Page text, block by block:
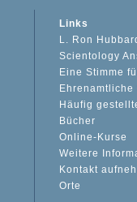
Links
L. Ron
Scientology
Eine Stimme
Ehrenamtliche
Häufig
Bücher
Online-Kurse
Weitere
Kontakt
Orte